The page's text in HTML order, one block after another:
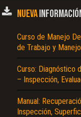
NUEVA
Curso de Manejo
de Trabajo y
Curso: Diagnóstico
– Inspección,
Manual:
Inspección,